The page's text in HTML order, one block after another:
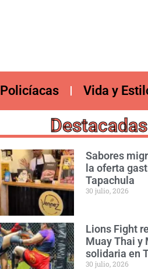
Policíacas Vida y
Destacadas
Sabores
la oferta
Tapachula
30 julio, 2026
Lions Fight
Muay Thai y
solidaria en
30 julio, 2026